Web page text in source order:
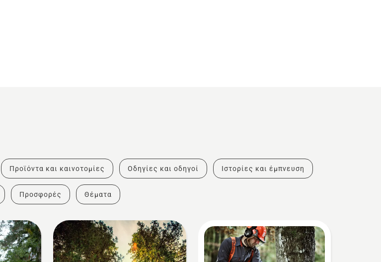
Προϊόντα και καινοτομίες Οδηγίες και οδηγοί Ιστορίες και έμπνευση
Προσφορές Θέματα